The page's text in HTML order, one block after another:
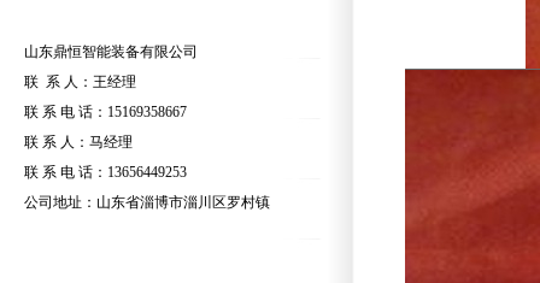
山东鼎恒智能装备有限公司
联 系 人：王经理
联 系 电 话：15169358667
联 系 人：马经理
联 系 电 话：13656449253
公司地址：山东省淄博市淄川区罗村镇